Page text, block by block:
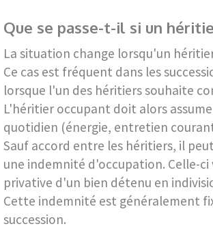
Que se passe-t-il si un
La situation change lorsqu'un
Ce cas est fréquent dans les
lorsque l'un des héritiers souhaite
L'héritier occupant doit alors
quotidien (énergie, entretien
Sauf accord entre les héritiers, il
une indemnité d'occupation. Celle-
privative d'un bien détenu en
Cette indemnité est généralement
succession.